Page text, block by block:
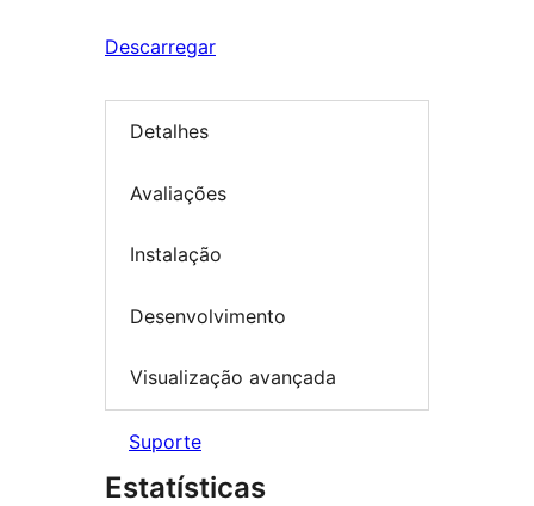
Descarregar
Detalhes
Avaliações
Instalação
Desenvolvimento
Visualização avançada
Suporte
Estatísticas